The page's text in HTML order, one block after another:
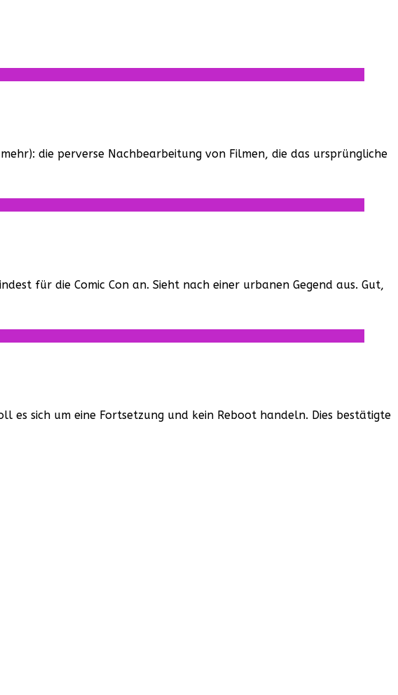
die perverse Nachbearbeitung von Filmen, die das ursprüngliche
für die Comic Con an. Sieht nach einer urbanen Gegend aus. Gut,
es sich um eine Fortsetzung und kein Reboot handeln. Dies bestätigte